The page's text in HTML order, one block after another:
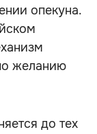
опекуна.
желанию
до тех